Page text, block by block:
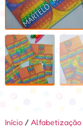
Início / Alfabetização